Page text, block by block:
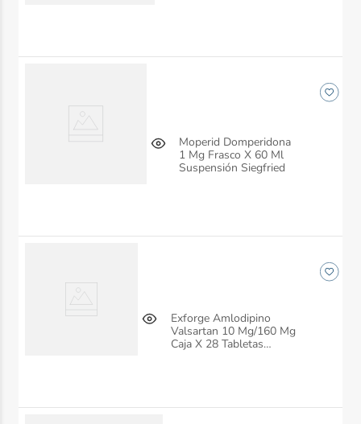
Moperid Domperidona
1 Mg Frasco X 60 Ml
Suspensión Siegfried
Exforge Amlodipino
Valsartan 10 Mg/160 Mg
Caja X 28 Tabletas